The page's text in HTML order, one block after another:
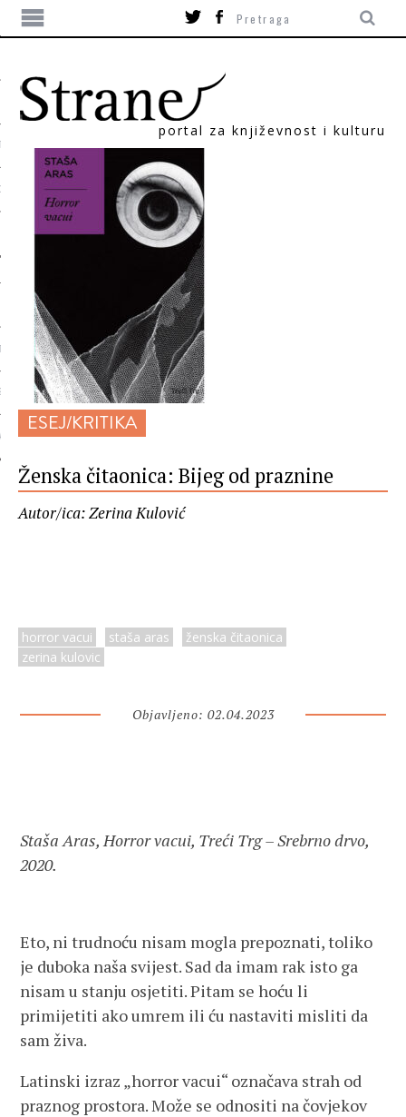
portal za književnost i kulturu
ESEJ/KRITIKA
Ženska čitaonica: Bijeg od praznine
Autor/ica: Zerina Kulović
horror vacui staša aras
ženska čitaonica
zerina kulovic
Objavljeno: 02.04.2023
Staša Aras, Horror vacui, Treći Trg – Srebrno drvo,
2020.
Eto, ni trudnoću nisam mogla prepoznati, toliko
je duboka naša svijest. Sad da imam rak isto ga
nisam u stanju osjetiti. Pitam se hoću li
primijetiti ako umrem ili ću nastaviti misliti da
sam živa.
Latinski izraz „horror vacui“ označava strah od
praznog prostora. Može se odnositi na čovjekov